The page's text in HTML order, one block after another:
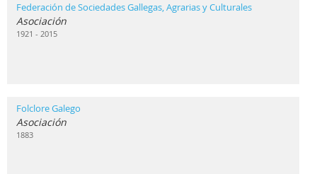
Federación de Sociedades Gallegas, Agrarias y Culturales
Asociación
1921 - 2015
Folclore Galego
Asociación
1883